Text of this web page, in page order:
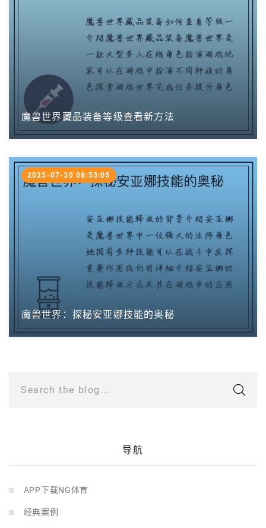
魔兽世界藏品装备等级查看新方法
魔兽世界：探秘安亚娜技能的奥秘
2025-07-30 08:53:05
Search the blog...
导航
APP下载NG体育
经典案例